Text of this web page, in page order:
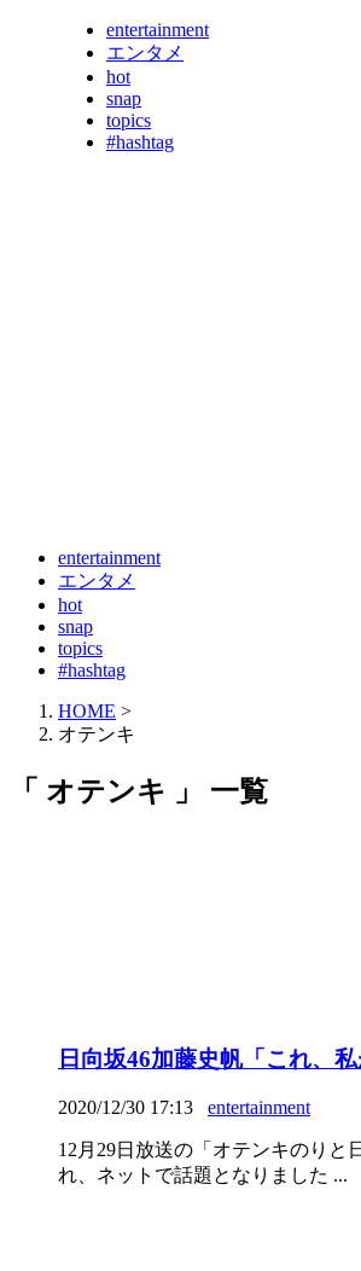
entertainment
エンタメ
hot
snap
topics
#hashtag
entertainment
エンタメ
hot
snap
topics
#hashtag
HOME >
オテンキ
「 オテンキ 」 一覧
日向坂46加藤史帆「これ、
2020/12/30 17:13 entertainment
12月29日放送の「オテンキのり
れ、ネットで話題となりました ...